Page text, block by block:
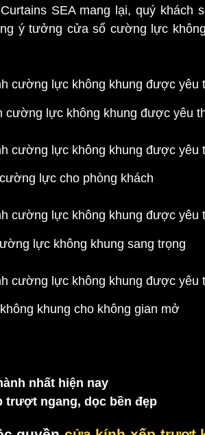
SEA mang lại, quý khách
ý tưởng cửa sổ cường lực
cường lực không khung được yêu
lực cho phòng khách
lực không khung sang trọng
khung cho không gian mở
nhất hiện nay
trượt ngang, dọc bền đẹp